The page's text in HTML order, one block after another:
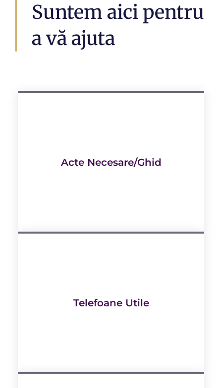
Suntem aici pentru
a vă ajuta
Acte Necesare/ghid
Telefoane Utile